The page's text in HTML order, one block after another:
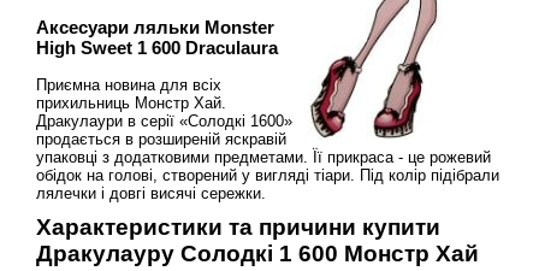
Аксесуари ляльки Monster
High Sweet 1 600 Draculaura
Приємна новина для всіх
прихильниць Монстр Хай.
Дракулаури в серії «Солодкі 1600»
продається в розширеній яскравій
упаковці з додатковими предметами. Її прикраса - це рожевий
обідок на голові, створений у вигляді тіари. Під колір підібрали
лялечки і довгі висячі сережки.
Характеристики та причини купити
Дракулауру Солодкі 1 600 Монстр Хай